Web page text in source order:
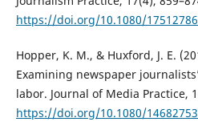
https://doi.org/10.1080/
Hopper, K. M., & Huxford, J. E.
Examining newspaper
labor. Journal of Media Practice,
https://doi.org/10.1080/